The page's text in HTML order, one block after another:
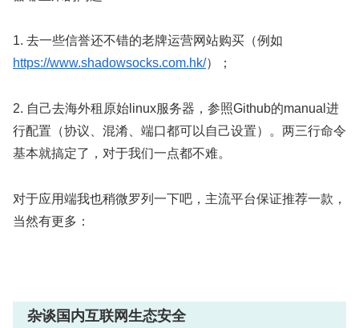
1. 去一些信誉还不错的老牌运营网站购买（例如
https://www.shadowsocks.com.hk/）；
2. 自己去海外租原始linux服务器，参照Github的manual进
行配置（协议、混淆、端口都可以自己设置）。两三行命令
基本就搞定了，对于我们一点都不难。
对于应用端我也稍微罗列一下吧，主流平台保证推荐一款，
当然有更多：
杂谈国内互联网生态安全